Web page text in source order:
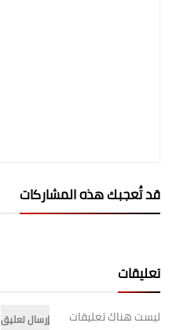
قد تُعجبك هذه المشاركات
تعليقات
ليست هناك تعليقات
إرسال تعليق